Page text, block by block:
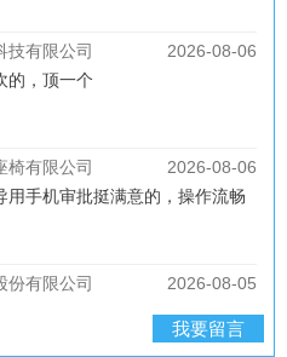
金有限公司
制品（惠州）有限公司
有限公司
有限公司
科技有限公司
务策划部（个体工商户）
我要留言